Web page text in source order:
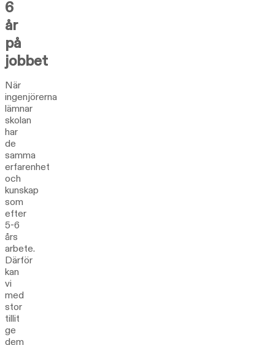
6
år
på
jobbet
När
ingenjörerna
lämnar
skolan
har
de
samma
erfarenhet
och
kunskap
som
efter
5-6
års
arbete.
Därför
kan
vi
med
stor
tillit
ge
dem